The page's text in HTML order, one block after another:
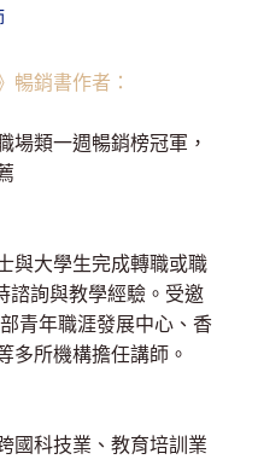
暢銷書作者：
場類一週暢銷榜冠軍，
與大學生完成轉職或職
諮詢與教學經驗。受邀
青年職涯發展中心、香
多所機構擔任講師。
國科技業、教育培訓業